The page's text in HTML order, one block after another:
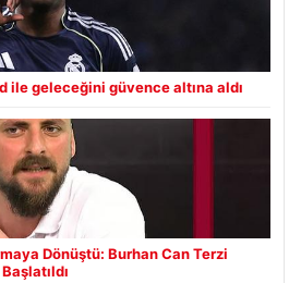
ile geleceğini güvence altına aldı
Dönüştü: Burhan Can Terzi